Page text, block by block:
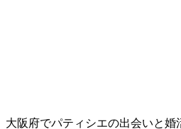
大阪府でパティシエの出会いと